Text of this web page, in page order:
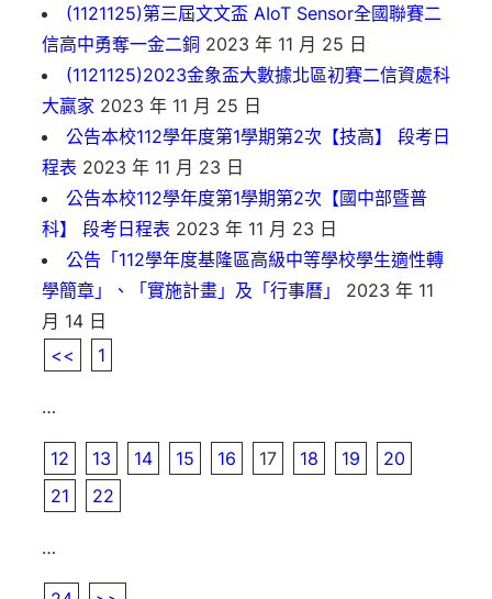
(1121125)第三屆文文盃 AIoT Sensor全國聯賽二
信高中勇奪一金二銅 2023 年 11 月 25 日
(1121125)2023金象盃大數據北區初賽二信資處科
大贏家 2023 年 11 月 25 日
公告本校112學年度第1學期第2次【技高】 段考日
程表 2023 年 11 月 23 日
公告本校112學年度第1學期第2次【國中部暨普
科】 段考日程表 2023 年 11 月 23 日
公告「112學年度基隆區高級中等學校學生適性轉
學簡章」、「實施計畫」及「行事曆」
2023 年 11
月 14 日
<<
1
…
12 13 14 15 16 17 18 19
20
21
22
…